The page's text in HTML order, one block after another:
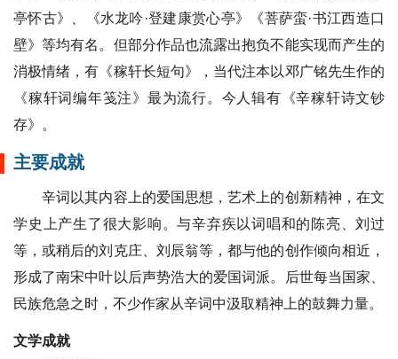
亭怀古》、《水龙吟·登建康赏心亭》《菩萨蛮·书江西造口
壁》等均有名。但部分作品也流露出抱负不能实现而产生的
消极情绪，有《稼轩长短句》，当代注本以邓广铭先生作的
《稼轩词编年笺注》最为流行。今人辑有《辛稼轩诗文钞
存》。
主要成就
辛词以其内容上的爱国思想，艺术上的创新精神，在文
学史上产生了很大影响。与辛弃疾以词唱和的陈亮、刘过
等，或稍后的刘克庄、刘辰翁等，都与他的创作倾向相近，
形成了南宋中叶以后声势浩大的爱国词派。后世每当国家、
民族危急之时，不少作家从辛词中汲取精神上的鼓舞力量。
文学成就